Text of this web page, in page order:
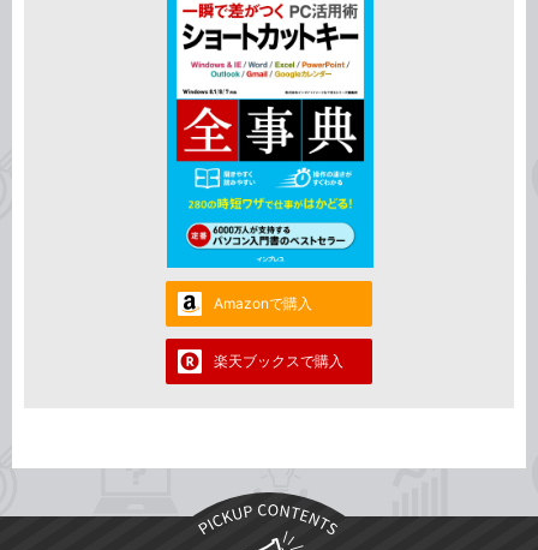
Amazonで購入
楽天ブックスで購入